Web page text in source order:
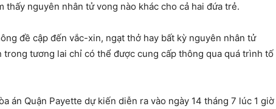
nguyên nhân tử vong nào khác cho cả hai đứa trẻ.
đề cập đến vắc-xin, ngạt thở hay bất kỳ nguyên nhân tử
tương lai chỉ có thể được cung cấp thông qua quá trình tố
án Quận Payette dự kiến ​​diễn ra vào ngày 14 tháng 7 lúc 1 giờ